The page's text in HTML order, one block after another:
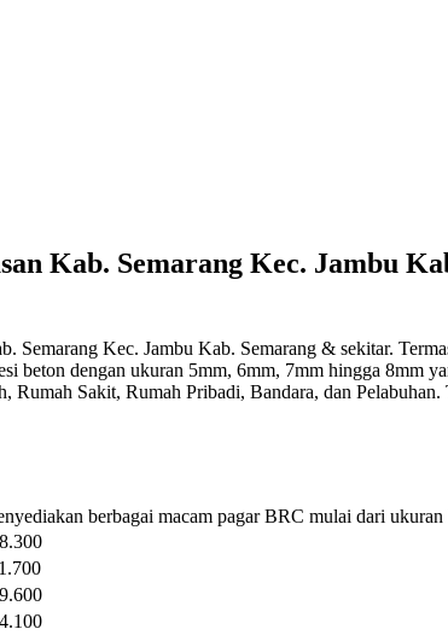
Kab. Semarang Kec. Jambu
Semarang Kec. Jambu Kab. Semarang & sekitar.
beton dengan ukuran 5mm, 6mm, 7mm hingga 8mm
Rumah Sakit, Rumah Pribadi, Bandara, dan
berbagai macam pagar BRC mulai dari